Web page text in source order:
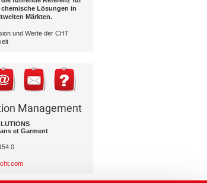
Lösungen in
Märkten.
und Werte der CHT
Management
et Garment
0